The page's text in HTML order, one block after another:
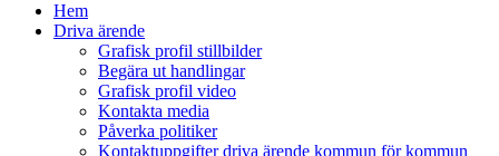
sökfältHem
Driva ärende
Grafisk profil stillbilder
Begära ut handlingar
Grafisk profil video
Kontakta media
Påverka politiker
Kontaktuppgifter driva ärende kommun för kommun